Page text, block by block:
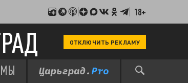
18+
ОТКЛЮЧИТЬ РЕКЛАМУ